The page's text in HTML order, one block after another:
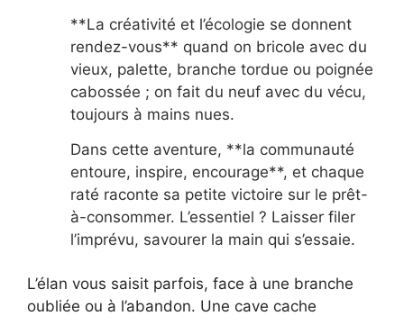
**La créativité et l’écologie se donnent
rendez-vous** quand on bricole avec du
vieux, palette, branche tordue ou poignée
cabossée ; on fait du neuf avec du vécu,
toujours à mains nues.
Dans cette aventure, **la communauté
entoure, inspire, encourage**, et chaque
raté raconte sa petite victoire sur le prêt-
à-consommer. L’essentiel ? Laisser filer
l’imprévu, savourer la main qui s’essaie.
L’élan vous saisit parfois, face à une branche
oubliée ou à l’abandon. Une cave cache